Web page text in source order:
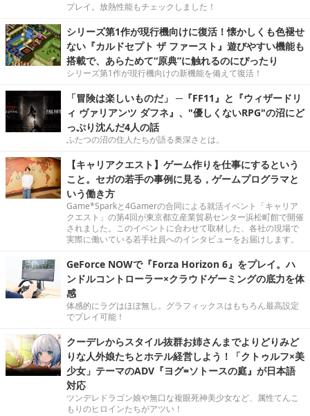
プレイ。放熱性能もチェックしました！
シリーズ第1作が現行機向けに復活！懐かしくも色褪せ
ない『カルドセプト ザ ファースト』遊びやすい機能も
搭載で、あらためて“原典”に触れるのにぴったり
シリーズ第1作が現行機向けの新機能を備えて復活！
「冒険は楽しいものだ」 ─『FF11』と『ウィザードリ
ィ ヴァリアンツ ダフネ』、"優しくないRPG"の沼にど
っぷり沈んだ4人の話
ふたつの沼の住人たちが語る奥深さとは。
【キャリアクエスト】ゲーム作りを仕事にするという
こと。セガの若手の事例に見る，ゲームプログラマと
いう働き方
Game*Sparkと4Gamerの合同による就活イベント「キャリア
クエスト」の第4回が東京都立産業貿易センター浜松町館で開催
されました。このイベントに合わせて取材した、各社の現場で
実際に働いている若手社員へのインタビューをお届けします。
GeForce NOWで『Forza Horizon 6』をプレイ。ハ
ンドルコントローラー×クラウドゲーミングの底力を体
感
体感的にラグはほぼ無し。グラフィックスはもちろん最高設定
でプレイ可能！
クーデレからスタイル抜群お姉さんまでよりどりみど
りな人外娘たちとホテル経営しよう！「クトゥルフ×美
少女」テーマのADV『ヨグ=ソトースの庭』が日本語
対応
ツンデレドラゴン娘や無口な複眼死神美少女など、属性てんこ
もりのヒロインたちがアツい！